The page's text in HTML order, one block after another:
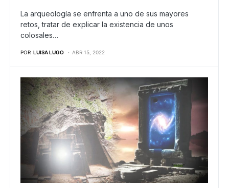
La arqueología se enfrenta a uno de sus mayores
retos, tratar de explicar la existencia de unos
colosales…
POR LUISA LUGO ABR 15, 2022